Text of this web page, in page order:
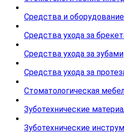
Средства и
Средства ухода за
Средства ухода за зубами
Средства ухода за
Стоматологическая
Зуботехнические
Зуботехнические